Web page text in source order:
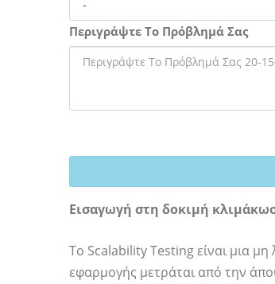
Περιγράψτε Το Πρόβλημά Σας
Εισαγωγή στη δοκιμή
Το Scalability Testing είναι μια
εφαρμογής μετράται από την